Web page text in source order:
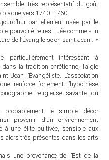
très représentatif du goût
plaque vers 1740–1760.
partiellement usée par le
pouvoir être restituée comme « In
de l’Évangile selon saint Jean : «
particulièrement intéressant à
la tradition chrétienne, l’aigle
Jean l’Évangéliste. L’association
renforce fortement l’hypothèse
religieuse savante du
probablement le simple décor
provenir d’un environnement
à une élite cultivée, sensible aux
alors très présentes dans les arts
une provenance de l’Est de la